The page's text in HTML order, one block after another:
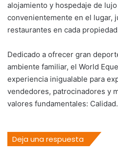
alojamiento y hospedaje de
convenientemente en el lugar,
restaurantes en cada
Dedicado a ofrecer gran
ambiente familiar, el World
experiencia inigualable para
vendedores, patrocinadores y
valores fundamentales:
Deja una respuesta